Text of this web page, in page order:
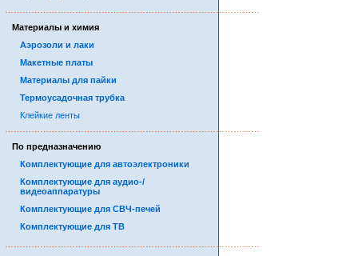
Материалы и химия
Аэрозоли и лаки
Макетные платы
Материалы для пайки
Термоусадочная трубка
Клейкие ленты
По предназначению
Комплектующие для автоэлектроники
Комплектующие для аудио-/
видеоаппаратуры
Комплектующие для СВЧ-печей
Комплектующие для ТВ